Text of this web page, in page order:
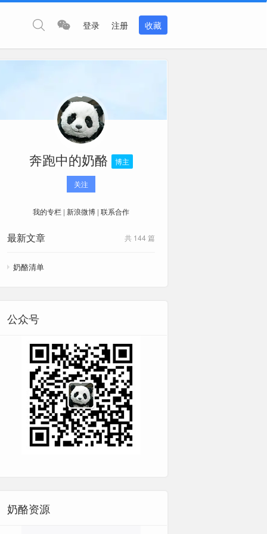
登录 注册 收藏
奔跑中的奶酪 博主
关注
我的专栏 | 新浪微博 | 联系合作
最新文章 共 144 篇
奶酪清单
公众号
奶酪资源